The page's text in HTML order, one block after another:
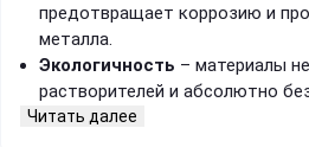
предотвращает коррозию и
металла.
Экологичность – материалы
растворителей и абсолютно
Читать далее